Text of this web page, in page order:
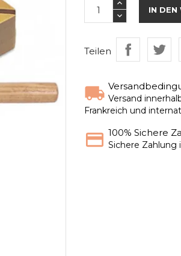
IN DEN
Teilen
Versand
Frankreich und
100% Sichere
Sichere Zahlung